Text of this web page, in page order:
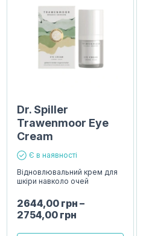
Dr. Spiller
Trawenmoor Eye
Cream
Є в наявності
Відновлювальний крем для
шкіри навколо очей
2644,00 грн –
2754,00 грн